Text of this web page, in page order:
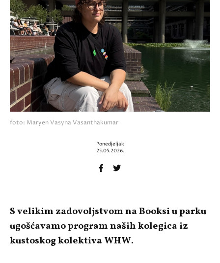
foto: Maryen Vasyna Vasanthakumar
Ponedjeljak
25.05.2026.
S velikim zadovoljstvom na Booksi u parku
ugošćavamo program naših kolegica iz
kustoskog kolektiva WHW.